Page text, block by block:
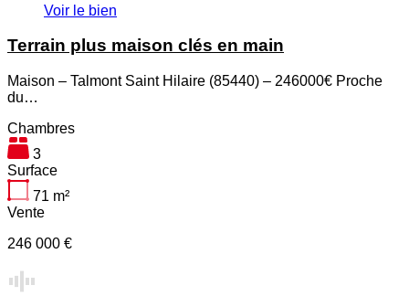
Voir le bien
Terrain plus maison clés en main
Maison – Talmont Saint Hilaire (85440) – 246000€ Proche
du…
Chambres
3
Surface
71 m²
Vente
246 000 €